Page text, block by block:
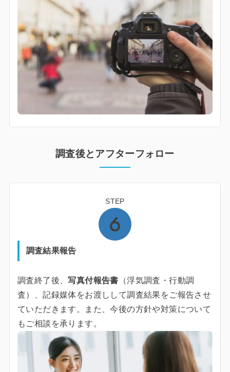
調査後とアフターフォロー
STEP
調査結果報告
調査終了後、写真付報告書 （浮気調査・行動調
査）、記録媒体をお渡しして調査結果をご報告させ
ていただきます。また、今後の方針や対策について
もご相談を承ります。